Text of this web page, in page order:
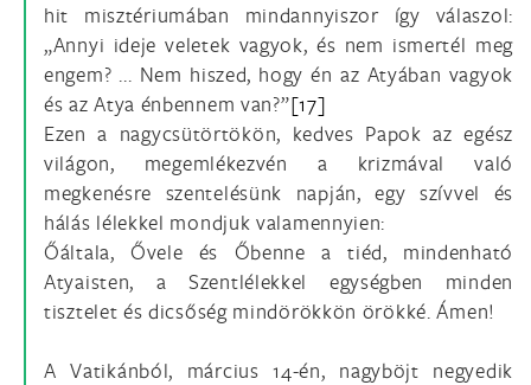
hit misztériumában mindannyiszor így válaszol:
„Annyi ideje veletek vagyok, és nem ismertél meg
engem? ... Nem hiszed, hogy én az Atyában vagyok
és az Atya énbennem van?”[17]
Ezen a nagycsütörtökön, kedves Papok az egész
világon, megemlékezvén a krizmával való
megkenésre szentelésünk napján, egy szívvel és
hálás lélekkel mondjuk valamennyien:
Őáltala, Ővele és Őbenne a tiéd, mindenható
Atyaisten, a Szentlélekkel egységben minden
tisztelet és dicsőség mindörökkön örökké. Ámen!
A Vatikánból, március 14-én, nagyböjt negyedik